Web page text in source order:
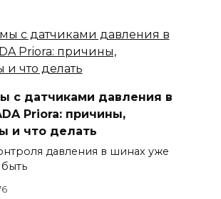
с датчиками давления в
Priora: причины,
и что делать
давления в шинах уже